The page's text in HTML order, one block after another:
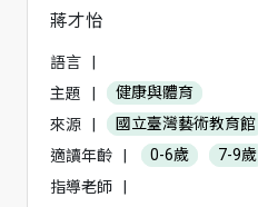
蔣才怡
語言
|
主題
|
健康與體育
來源
|
國立臺灣藝術教育館
適讀年齡
| 0-6歲 7-9歲
指導老師
|